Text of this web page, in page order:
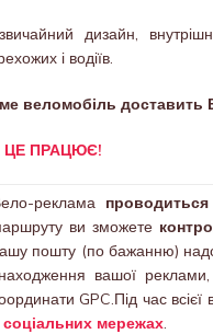
дизайн,
і водіїв.
веломобіль доставить
ЦЕ ПРАЦЮЄ!
реклама
ви зможете
пошту (по бажанню)
вашої
GPC.Під час
соціальних мережах.